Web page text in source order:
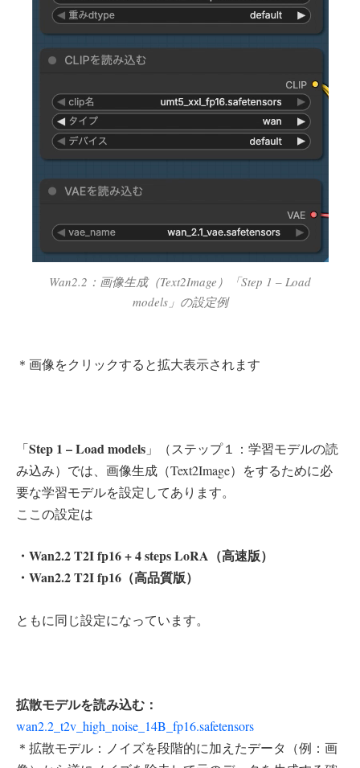
Wan2.2：画像生成（Text2Image）「Step 1 – Load
models」の設定例
＊画像をクリックすると拡大表示されます
「Step 1 – Load models 」（ステップ１：学習モデルの読
み込み）では、画像生成（Text2Image）をするために必
要な学習モデルを設定してあります。
ここの設定は
・Wan2.2 T2I fp16 + 4 steps LoRA（高速版）
・Wan2.2 T2I fp16（高品質版）
ともに同じ設定になっています。
拡散モデルを読み込む：
wan2.2_t2v_high_noise_14B_fp16.safetensors
＊拡散モデル：ノイズを段階的に加えたデータ（例：画